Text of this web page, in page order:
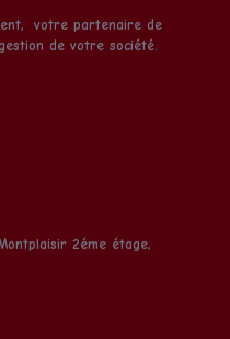
, votre partenaire de
de votre société.
2éme étage,